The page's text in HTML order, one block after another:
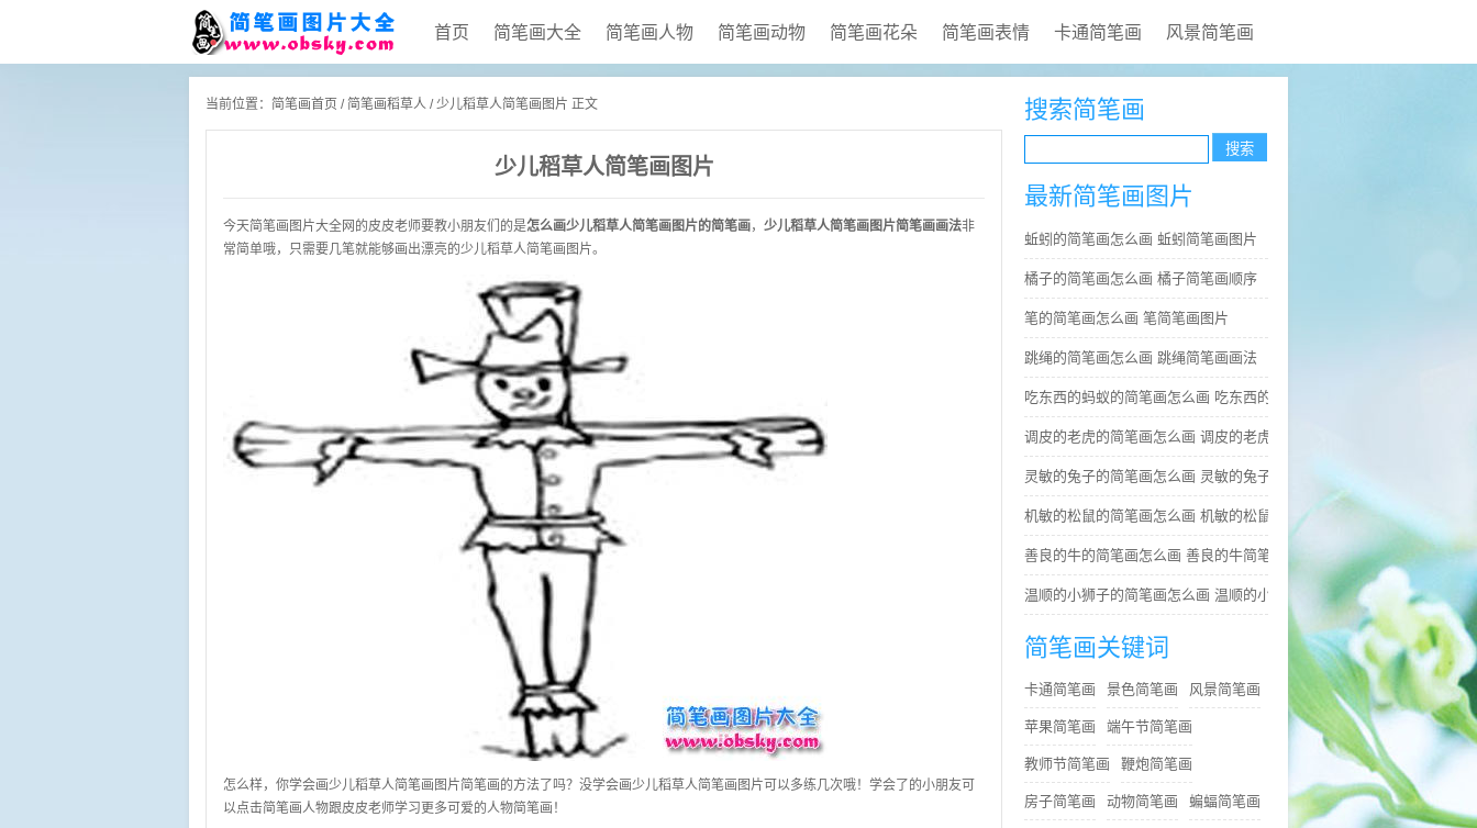
首页 简笔画大全 简笔画人物 简笔画动物 简笔画花朵 简笔画表情 卡通简笔画 风景简笔画
当前位置： 简笔画首页 / 简笔画稻草人 / 少儿稻草人简笔画图片 正文
少儿稻草人简笔画图片
今天简笔画图片大全网的皮皮老师要教小朋友们的是怎么画少儿稻草人简笔画图片的简笔画， 少儿稻草人简笔画图片简笔画画法非
常简单哦，只需要几笔就能够画出漂亮的少儿稻草人简笔画图片。
怎么样，你学会画少儿稻草人简笔画图片简笔画的方法了吗？没学会画少儿稻草人简笔画图片可以多练几次哦！学会了的小朋友可
以点击简笔画人物跟皮皮老师学习更多可爱的人物简笔画！
搜索简笔画
最新简笔画图片
蚯蚓的简笔画怎么画 蚯蚓简笔画图片
橘子的简笔画怎么画 橘子简笔画顺序
笔的简笔画怎么画 笔简笔画图片
跳绳的简笔画怎么画 跳绳简笔画画法
吃东西的蚂蚁的简笔画怎么画 吃东西的蚂蚁简笔画好看
调皮的老虎的简笔画怎么画 调皮的老虎简笔画图片大全
灵敏的兔子的简笔画怎么画 灵敏的兔子简笔画步骤
机敏的松鼠的简笔画怎么画 机敏的松鼠简笔画简单又好看
善良的牛的简笔画怎么画 善良的牛简笔画简单
温顺的小狮子的简笔画怎么画 温顺的小狮子简笔画步骤
简笔画关键词
卡通简笔画 景色简笔画 风景简笔画
苹果简笔画 端午节简笔画
教师节简笔画 鞭炮简笔画
房子简笔画 动物简笔画 蝙蝠简笔画